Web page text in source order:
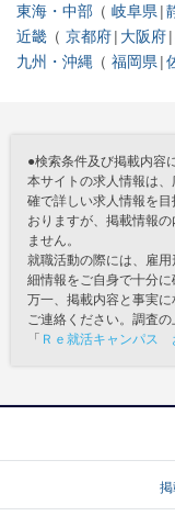
東海・中部
岐阜県
近畿
京都府 大阪府
九州・沖縄
福岡県
●検索条件及び掲載内容
本サイトの求人情報は
確で詳しい求人情報を
おりますが、掲載情報
ません。
就職活動の際には、雇
細情報をご自身で十分に
万一、掲載内容と事実
ご連絡ください。調査の
「 Ｒｅ就活キャンパス